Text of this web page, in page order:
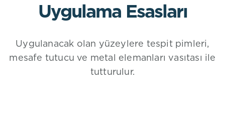
Uygulama Esasları
Uygulanacak olan yüzeylere tespit pimleri,
mesafe tutucu ve metal elemanları vasıtası ile
tutturulur.